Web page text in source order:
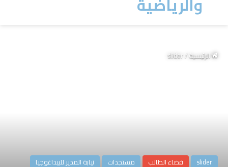
الرئيسية/
slider
slider فضاء الطالب مستجدات نيابة المدير للبيداغوجيا